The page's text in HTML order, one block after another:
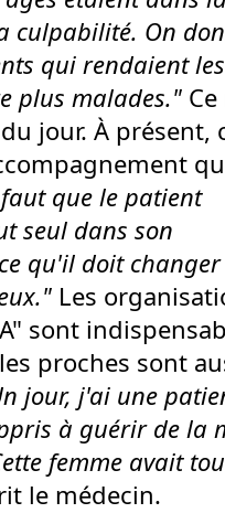
culpabilité. On
qui rendaient les
plus malades."
jour. À présent,
que le patient
seul dans son
qu'il doit
Les
sont
proches sont
jour, j'ai une
à guérir de la
femme avait
le médecin.